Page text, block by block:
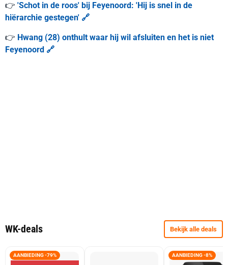
👉 'Schot in de roos' bij Feyenoord: 'Hij is snel in de
hiërarchie gestegen' 🔗
👉 Hwang (28) onthult waar hij wil afsluiten en het is niet
Feyenoord 🔗
WK-deals Bekijk alle deals
AANBIEDING -79% AANBIEDING -8%